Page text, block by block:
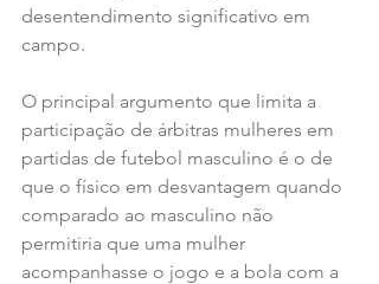
desentendimento significativo em
campo.
O principal argumento que limita a
participação de árbitras mulheres em
partidas de futebol masculino é o de
que o físico em desvantagem quando
comparado ao masculino não
permitiria que uma mulher
acompanhasse o jogo e a bola com a